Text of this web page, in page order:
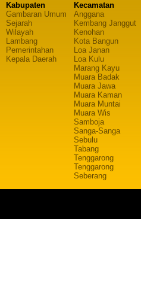
Kabupaten
Gambaran Umum
Sejarah
Wilayah
Lambang
Pemerintahan
Kepala Daerah
Kecamatan
Anggana
Kembang Janggut
Kenohan
Kota Bangun
Loa Janan
Loa Kulu
Marang Kayu
Muara Badak
Muara Jawa
Muara Kaman
Muara Muntai
Muara Wis
Samboja
Sanga-Sanga
Sebulu
Tabang
Tenggarong
Tenggarong
Seberang